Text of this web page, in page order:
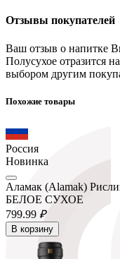
Отзывы покупателей
Ваш отзыв о напитке
Полусухое отразится
выбором другим
Похожие товары
Россия
Новинка
Аламак (Alamak)
БЕЛОЕ СУХОЕ
799.99 ₽
В корзину